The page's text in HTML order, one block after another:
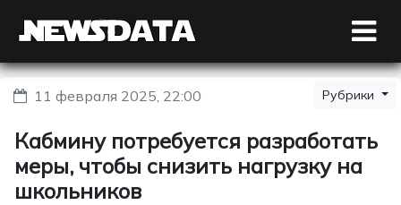
11 февраля 2025, 22:00 Рубрики
Кабмину потребуется разработать
меры, чтобы снизить нагрузку на
школьников